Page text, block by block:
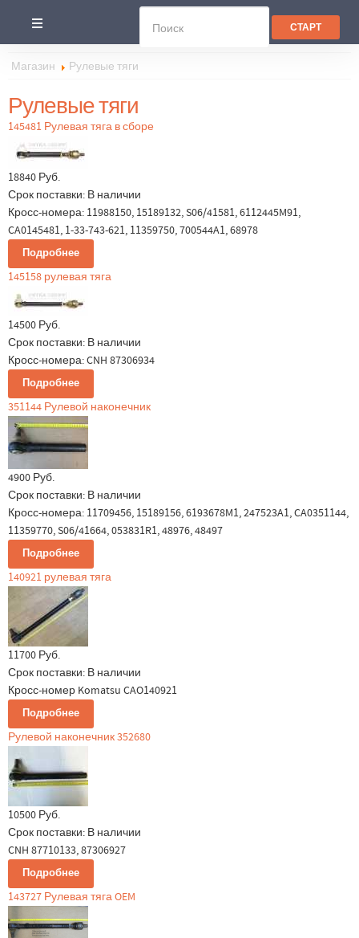
Магазин Рулевые тяги
Рулевые тяги
145481 Рулевая тяга в сборе
18840 Руб.
Срок поставки: В наличии
Кросс-номера: 11988150, 15189132, S06/41581, 6112445M91,
CA0145481, 1-33-743-621, 11359750, 700544A1, 68978
Подробнее
145158 рулевая тяга
14500 Руб.
Срок поставки: В наличии
Кросс-номера: CNH 87306934
Подробнее
351144 Рулевой наконечник
4900 Руб.
Срок поставки: В наличии
Кросс-номера: 11709456, 15189156, 6193678M1, 247523A1, CA0351144,
11359770, S06/41664, 053831R1, 48976, 48497
Подробнее
140921 рулевая тяга
11700 Руб.
Срок поставки: В наличии
Кросс-номер Komatsu CAO140921
Подробнее
Рулевой наконечник 352680
10500 Руб.
Срок поставки: В наличии
CNH 87710133, 87306927
Подробнее
143727 Рулевая тяга OEM